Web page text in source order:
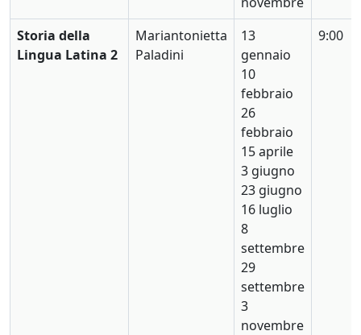
Storia della
Lingua Latina 2
Mariantonietta
Paladini
13
gennaio
10
febbraio
26
febbraio
15 aprile
3 giugno
23 giugno
16 luglio
8
settembre
29
settembre
3
novembre
9:00